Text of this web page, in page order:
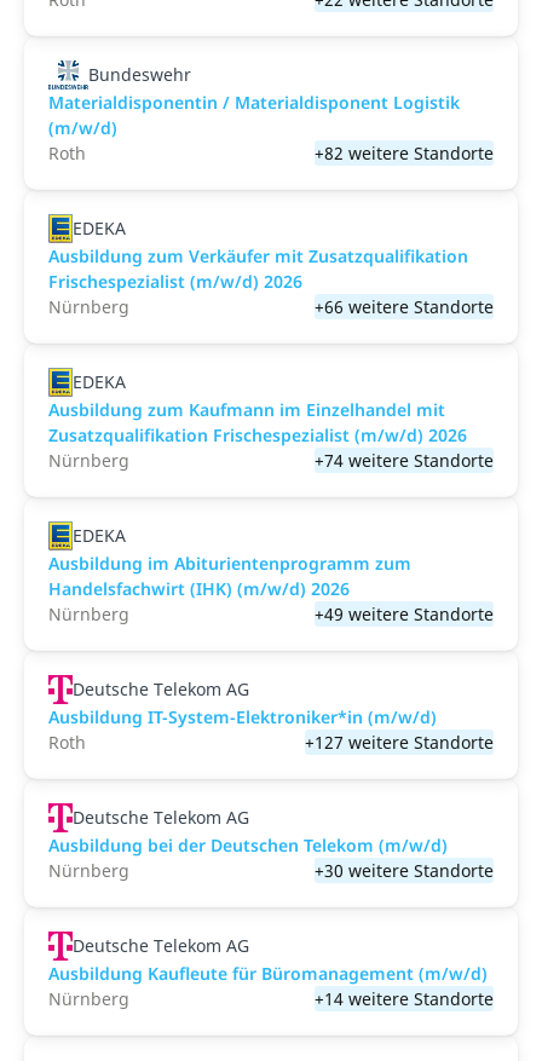
Bundeswehr
Materialdisponentin / Materialdisponent Logistik
(m/w/d)
Roth
+82 weitere Standorte
EDEKA
Ausbildung zum Verkäufer mit Zusatzqualifikation
Frischespezialist (m/w/d) 2026
Nürnberg
+66 weitere Standorte
EDEKA
Ausbildung zum Kaufmann im Einzelhandel mit
Zusatzqualifikation Frischespezialist (m/w/d) 2026
Nürnberg
+74 weitere Standorte
EDEKA
Ausbildung im Abiturientenprogramm zum
Handelsfachwirt (IHK) (m/w/d) 2026
Nürnberg
+49 weitere Standorte
Deutsche Telekom AG
Ausbildung IT-System-Elektroniker*in (m/w/d)
Roth
+127 weitere Standorte
Deutsche Telekom AG
Ausbildung bei der Deutschen Telekom (m/w/d)
Nürnberg
+30 weitere Standorte
Deutsche Telekom AG
Ausbildung Kaufleute für Büromanagement (m/w/d)
Nürnberg
+14 weitere Standorte